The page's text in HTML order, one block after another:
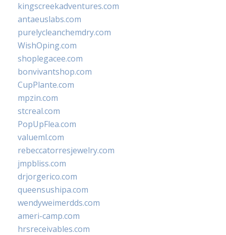
kingscreekadventures.com
antaeuslabs.com
purelycleanchemdry.com
WishOping.com
shoplegacee.com
bonvivantshop.com
CupPlante.com
mpzin.com
stcreal.com
PopUpFlea.com
valueml.com
rebeccatorresjewelry.com
jmpbliss.com
drjorgerico.com
queensushipa.com
wendyweimerdds.com
ameri-camp.com
hrsreceivables.com